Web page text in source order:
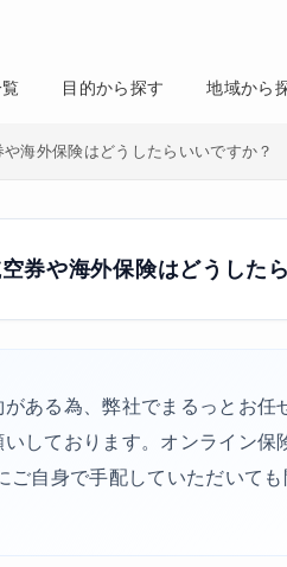
目的から探す 地域から
海外保険はどうしたらいいですか？
券や海外保険はどうした
ある為、弊社でまるっとお任
しております。オンライン
自身で手配していただいても